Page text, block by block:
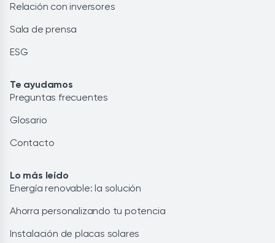
Relación con inversores
Sala de prensa
ESG
Te ayudamos
Preguntas frecuentes
Glosario
Contacto
Lo más leído
Energía renovable: la solución
Ahorra personalizando tu potencia
Instalación de placas solares